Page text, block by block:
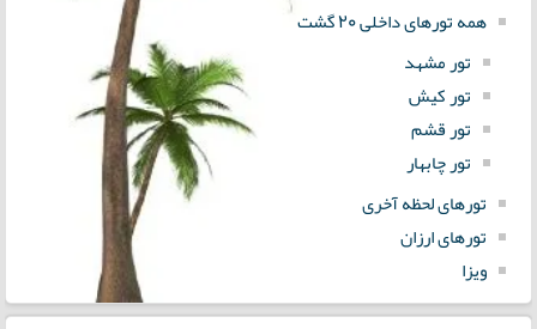
همه تورهای داخلی 20 گشت
تور مشهد
تور کیش
تور قشم
تور چابهار
تورهای لحظه آخری
تورهای ارزان
ویزا